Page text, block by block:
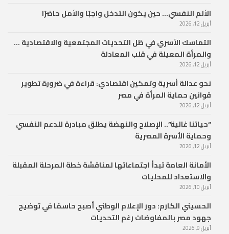
الألم النفسي… حين يكون التدخل واجبًا والأمل حاضرًا
أبريل 12, 2026
التماسك الأسري في ظل التحديات المجتمعية والاقتصادية …
والمرأة المعيلة في قلب المعادلة
أبريل 12, 2026
نحو عدالة أسرية وتمكين اقتصادي: قراءة في ضرورة تطوير
قوانين حماية المرأة في مصر
أبريل 12, 2026
“حياتنا غالية”.. الإصلاح والنهضة يطلق مبادرة للدعم النفسي
وحماية الأسرة المصرية
أبريل 12, 2026
الأمانة العامة تبدأ اجتماعاتها لمناقشة خطة المرحلة المقبلة
والاستعداد للمحليات
أبريل 10, 2026
الحسيني الكارم: دور الإعلام الوطني أصبح حاسمًا في توضيح
جهود مصر بالمفاوضات رغم التحديات
أبريل 9, 2026